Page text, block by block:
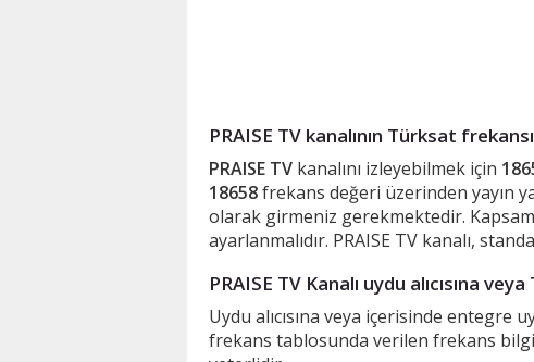
PRAISE TV kanalının Türksat
PRAISE TV kanalını izleyebilmek için
18658frekans değeri üzerinden yayın
olarak girmeniz gerekmektedir.
ayarlanmalıdır. PRAISE TV kanalı,
PRAISE TV Kanalı uydu alıcısına
Uydu alıcısına veya içerisinde entegre
frekans tablosunda verilen frekans